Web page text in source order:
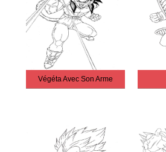
Végéta Avec Son Arme